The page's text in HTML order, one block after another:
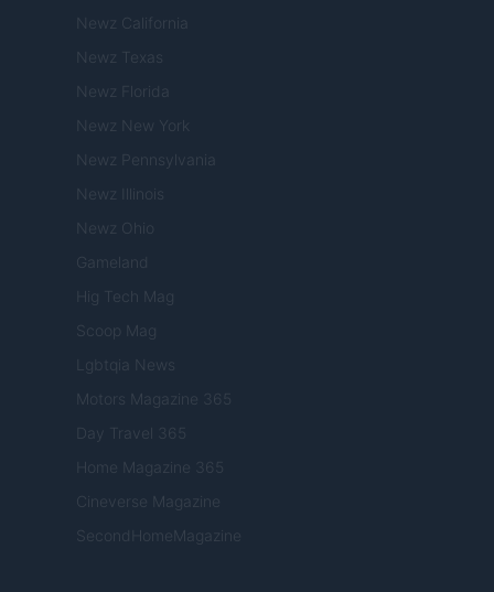
Newz California
Newz Texas
Newz Florida
Newz New York
Newz Pennsylvania
Newz Illinois
Newz Ohio
Gameland
Hig Tech Mag
Scoop Mag
Lgbtqia News
Motors Magazine 365
Day Travel 365
Home Magazine 365
Cineverse Magazine
SecondHomeMagazine